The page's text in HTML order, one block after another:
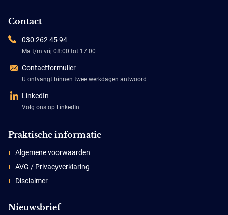
Contact
030 262 45 94
Ma t/m vrij 08:00 tot 17:00
Contactformulier
U ontvangt binnen twee werkdagen antwoord
LinkedIn
Volg ons op LinkedIn
Praktische informatie
Algemene voorwaarden
AVG / Privacyverklaring
Disclaimer
Nieuwsbrief